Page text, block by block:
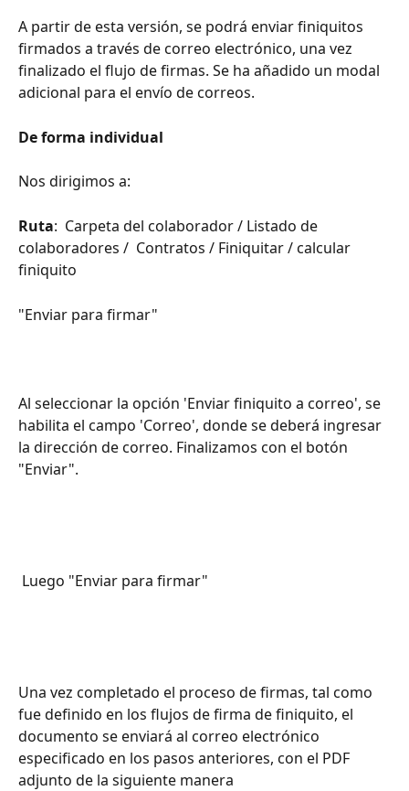
A partir de esta versión, se podrá enviar finiquitos
firmados a través de correo electrónico, una vez
finalizado el flujo de firmas. Se ha añadido un modal
adicional para el envío de correos.
De forma individual
Nos dirigimos a:
Ruta:  Carpeta del colaborador / Listado de
colaboradores /  Contratos / Finiquitar / calcular
finiquito
"Enviar para firmar"
Al seleccionar la opción 'Enviar finiquito a correo', se
habilita el campo 'Correo', donde se deberá ingresar
la dirección de correo. Finalizamos con el botón
"Enviar".
Luego "Enviar para firmar"
Una vez completado el proceso de firmas, tal como
fue definido en los flujos de firma de finiquito, el
documento se enviará al correo electrónico
especificado en los pasos anteriores, con el PDF
adjunto de la siguiente manera